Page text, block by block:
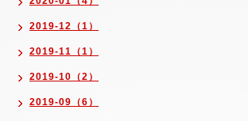
2019-12（1）
2019-11（1）
2019-10（2）
2019-09（6）